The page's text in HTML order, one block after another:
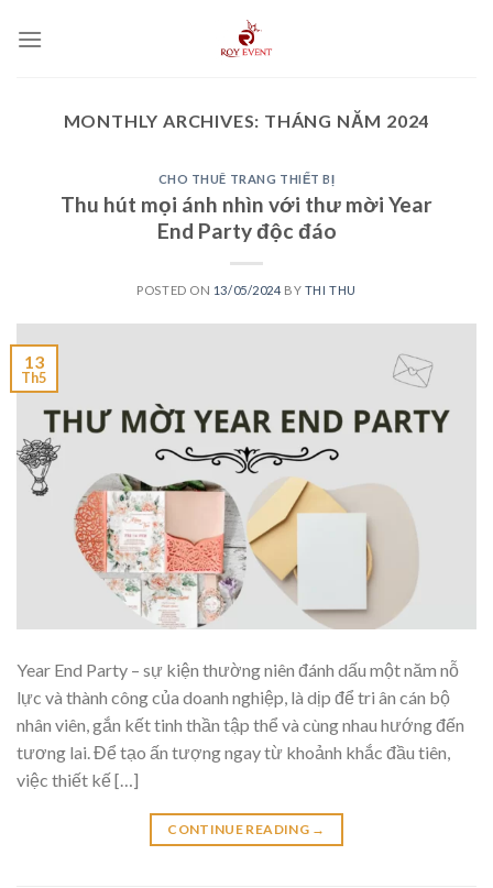
MONTHLY ARCHIVES: THÁNG NĂM 2024
CHO THUÊ TRANG THIẾT BỊ
Thu hút mọi ánh nhìn với thư mời Year
End Party độc đáo
POSTED ON 13/05/2024 BY THI THU
13
Th5
Year End Party – sự kiện thường niên đánh dấu một năm nỗ
lực và thành công của doanh nghiệp, là dịp để tri ân cán bộ
nhân viên, gắn kết tinh thần tập thể và cùng nhau hướng đến
tương lai. Để tạo ấn tượng ngay từ khoảnh khắc đầu tiên,
việc thiết kế […]
CONTINUE READING →